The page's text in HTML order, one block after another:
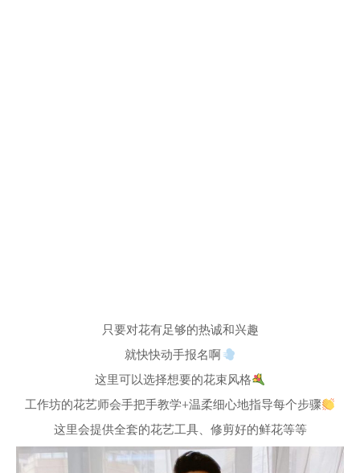
只要对花有足够的热诚和兴趣
就快快动手报名啊
这里可以选择想要的花束风格
工作坊的花艺师会手把手教学+温柔细心地指导每个步骤
这里会提供全套的花艺工具、修剪好的鲜花等等